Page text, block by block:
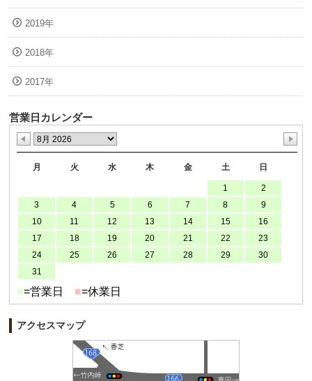
2019年
2018年
2017年
営業日カレンダー
月 火 水 木 金 土 日
1
2
3
4 5 6 7 8
9
10
11 12 13 14 15
16
17
18 19 20 21 22
23
24
25 26 27 28 29
30
31
■=営業日 ■=休業日
アクセスマップ